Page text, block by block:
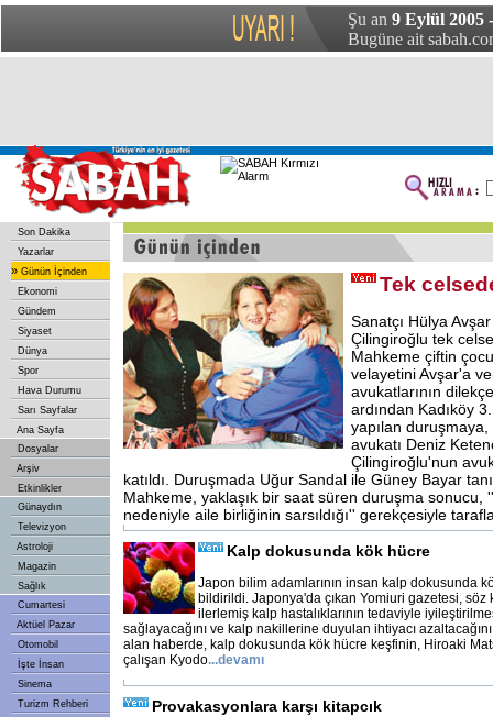
Şu an 9 Eylül 2005
Bugüne ait
Son Dakika
Yazarlar
» Günün İçinden
Ekonomi
Gündem
Siyaset
Dünya
Spor
Hava Durumu
Sarı Sayfalar
Ana Sayfa
Dosyalar
Arşiv
Etkinlikler
Günaydın
Televizyon
Astroloji
Magazin
Sağlık
Cumartesi
Aktüel Pazar
Otomobil
İşte İnsan
Sinema
Turizm Rehberi
Tek
Sanatçı Hülya
Çilingiroğlu tek
Mahkeme çiftin
velayetini Avşar'a
avukatlarının
ardından Kadıköy
yapılan duruşmaya,
avukatı Deniz
Çilingiroğlu'nun
katıldı. Duruşmada Uğur Sandal ile Güney Bayar
Mahkeme, yaklaşık bir saat süren duruşma sonucu,
nedeniyle aile birliğinin sarsıldığı'' gerekçesiyle
Kalp dokusunda kök hücre
Japon bilim adamlarının insan kalp dokusunda
bildirildi. Japonya'da çıkan Yomiuri gazetesi, söz
ilerlemiş kalp hastalıklarının tedaviyle
sağlayacağını ve kalp nakillerine duyulan ihtiyacı
alan haberde, kalp dokusunda kök hücre keşfinin, Hiroaki
çalışan Kyodo...devamı
Provakasyonlara karşı kitapcık